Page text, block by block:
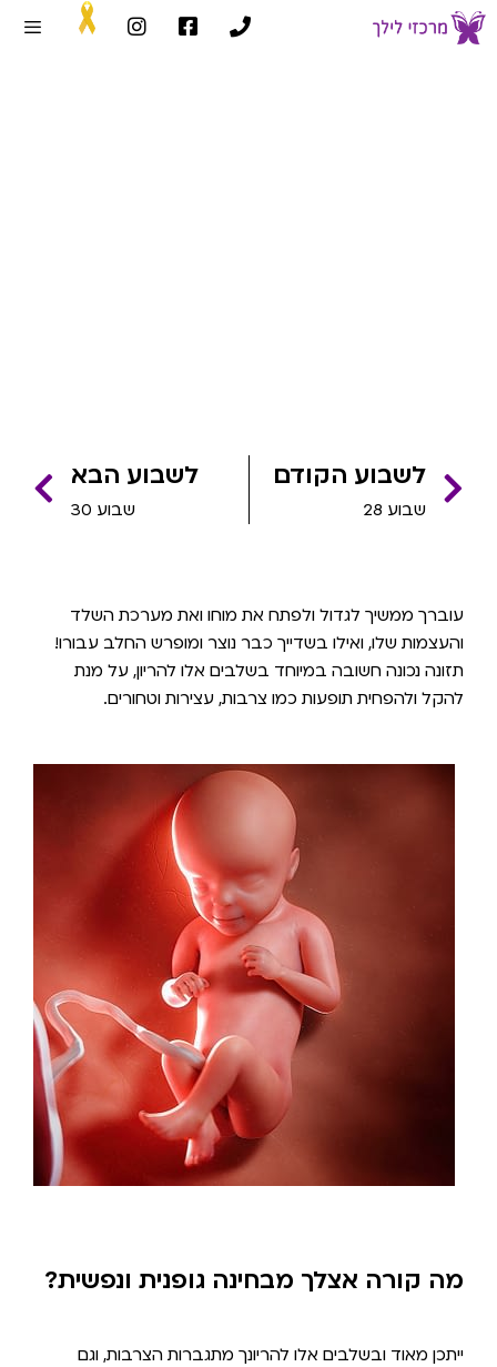
לשבוע הקודם
שבוע 28
לשבוע הבא
שבוע 30
עוברך ממשיך לגדול ולפתח את מוחו ואת מערכת השלד
והעצמות שלו, ואילו בשדייך כבר נוצר ומופרש החלב עבורו!
תזונה נכונה חשובה במיוחד בשלבים אלו להריון, על מנת
להקל ולהפחית תופעות כמו צרבות, עצירות וטחורים.
מה קורה אצלך מבחינה גופנית ונפשית?
ייתכן מאוד ובשלבים אלו להריונך מתגברות הצרבות, וגם